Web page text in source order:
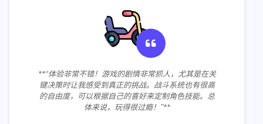
**“体验非常不错！游戏的剧情非常抓人，尤其是在关
键决策时让我感受到真正的挑战。战斗系统也有很高
的自由度，可以根据自己的喜好来定制角色技能。总
体来说，玩得很过瘾！”**